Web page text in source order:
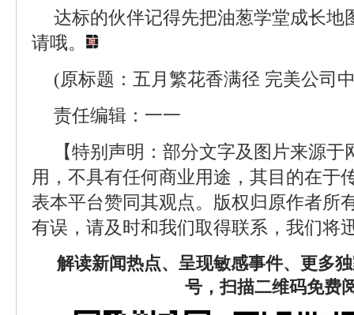
达标的伙伴记得先把油葱学堂成长地
请哦。
(原标题：五月繁花香满径 完美公司
责任编辑：一一
【特别声明：部分文字及图片来源
用，不具有任何商业用途，其目的在于
表本平台赞同其观点。版权归原作者所
有误，请及时和我们取得联系，我们将
解读新闻热点、呈现敏感事件、更多
号，扫描二维码免费